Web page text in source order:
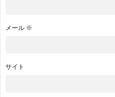
メール ※
サイト